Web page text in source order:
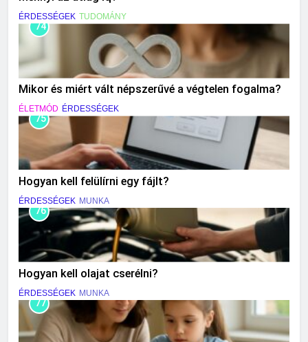
ÉRDESSÉGEK TUDOMÁNY
74
Mikor és miért vált népszerűvé a végtelen fogalma?
ÉLETMÓD ÉRDESSÉGEK
75
Hogyan kell felülírni egy fájlt?
ÉRDESSÉGEK MUNKA
76
Hogyan kell olajat cserélni?
ÉRDESSÉGEK MUNKA
77